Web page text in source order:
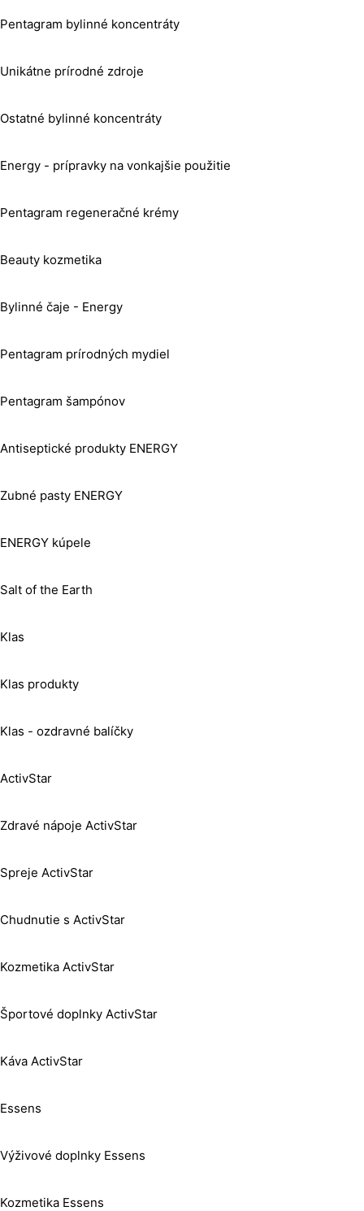
Pentagram bylinné koncentráty
Unikátne prírodné zdroje
Ostatné bylinné koncentráty
Energy - prípravky na vonkajšie použitie
Pentagram regeneračné krémy
Beauty kozmetika
Bylinné čaje - Energy
Pentagram prírodných mydiel
Pentagram šampónov
Antiseptické produkty ENERGY
Zubné pasty ENERGY
ENERGY kúpele
Salt of the Earth
Klas
Klas produkty
Klas - ozdravné balíčky
ActivStar
Zdravé nápoje ActivStar
Spreje ActivStar
Chudnutie s ActivStar
Kozmetika ActivStar
Športové doplnky ActivStar
Káva ActivStar
Essens
Výživové doplnky Essens
Kozmetika Essens